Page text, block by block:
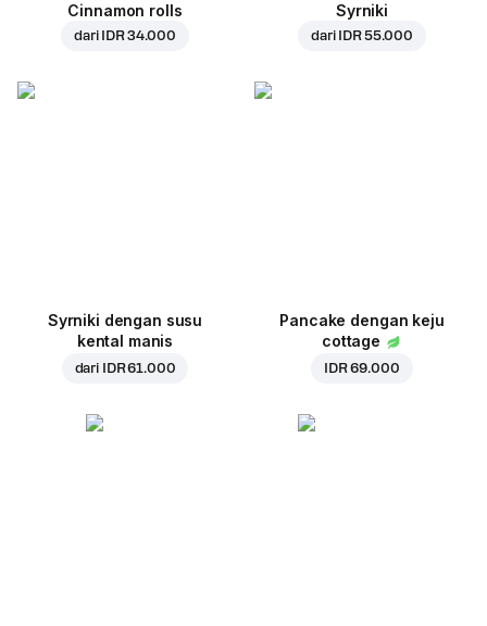
Cinnamon rolls
dari IDR 34.000
Syrniki
dari IDR 55.000
Syrniki dengan susu
kental manis
dari IDR 61.000
Pancake dengan keju
cottage
IDR 69.000